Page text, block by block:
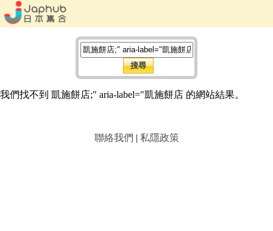
我們找不到 凱施餅店;" aria-label="凱施餅店 的網站結果。
聯絡我們 | 私隱政策